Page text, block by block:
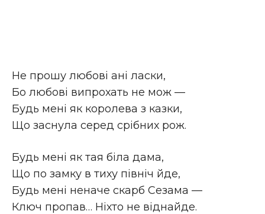
Не прошу любові ані ласки,
Бо любові випрохать не мож —
Будь мені як королева з казки,
Що заснула серед срібних рож.
Будь мені як тая біла дама,
Що по замку в тиху північ йде,
Будь мені неначе скарб Сезама —
Ключ пропав… Ніхто не віднайде.